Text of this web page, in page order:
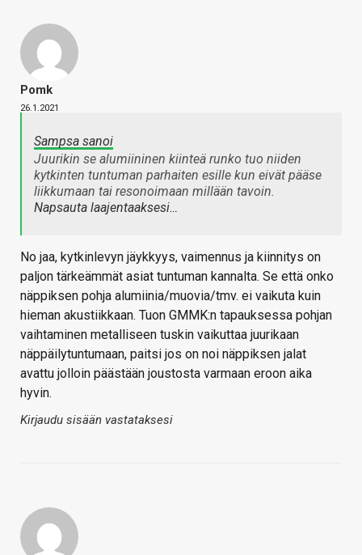
Pomk
26.1.2021
Sampsa sanoi
Juurikin se alumiininen kiinteä runko tuo niiden
kytkinten tuntuman parhaiten esille kun eivät pääse
liikkumaan tai resonoimaan millään tavoin.
Napsauta laajentaaksesi…
No jaa, kytkinlevyn jäykkyys, vaimennus ja kiinnitys on
paljon tärkeämmät asiat tuntuman kannalta. Se että onko
näppiksen pohja alumiinia/muovia/tmv. ei vaikuta kuin
hieman akustiikkaan. Tuon GMMK:n tapauksessa pohjan
vaihtaminen metalliseen tuskin vaikuttaa juurikaan
näppäilytuntumaan, paitsi jos on noi näppiksen jalat
avattu jolloin päästään joustosta varmaan eroon aika
hyvin.
Kirjaudu sisään vastataksesi